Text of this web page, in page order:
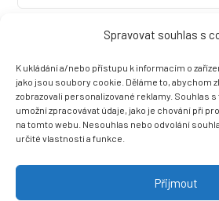
Spravovat souhlas s
K ukládání a/nebo přístupu k informacím o
jako jsou soubory cookie. Děláme to, abychom
zobrazovali personalizované reklamy. Souhlas
umožní zpracovávat údaje, jako je chování při
na tomto webu. Nesouhlas nebo odvolání
určité vlastnosti a funkce.
Přijmout
LINGUA UNIVERSAL soukromá
s.r.o.
Sovova 2
412 01 Litoměřice
+420 416 733 690
datová schránka: 3vnipkd